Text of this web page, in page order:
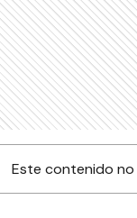
Este contenido